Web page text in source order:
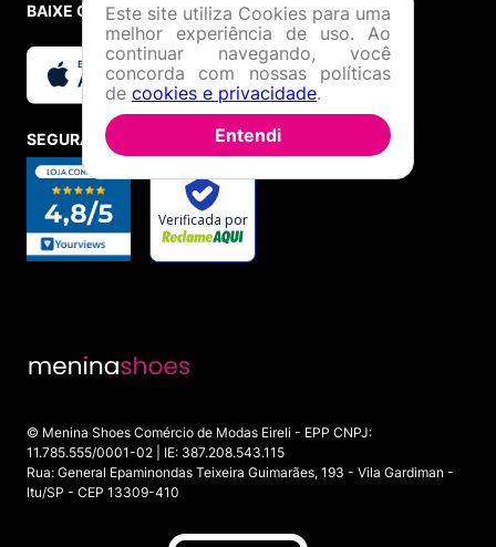
BAIXE O APP
SEGURANÇA E CREDIBILIDADE
© Menina Shoes Comércio de Modas Eireli - EPP CNPJ:
11.785.555/0001-02 | IE: 387.208.543.115
Rua: General Epaminondas Teixeira Guimarães, 193 - Vila Gardiman -
Itu/SP - CEP 13309-410
Este site utiliza Cookies para uma
melhor experiência de uso. Ao
continuar navegando, você
concorda com nossas políticas
de cookies e privacidade.
Entendi